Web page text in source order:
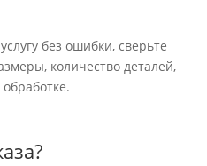
без ошибки, сверьте
количество деталей,